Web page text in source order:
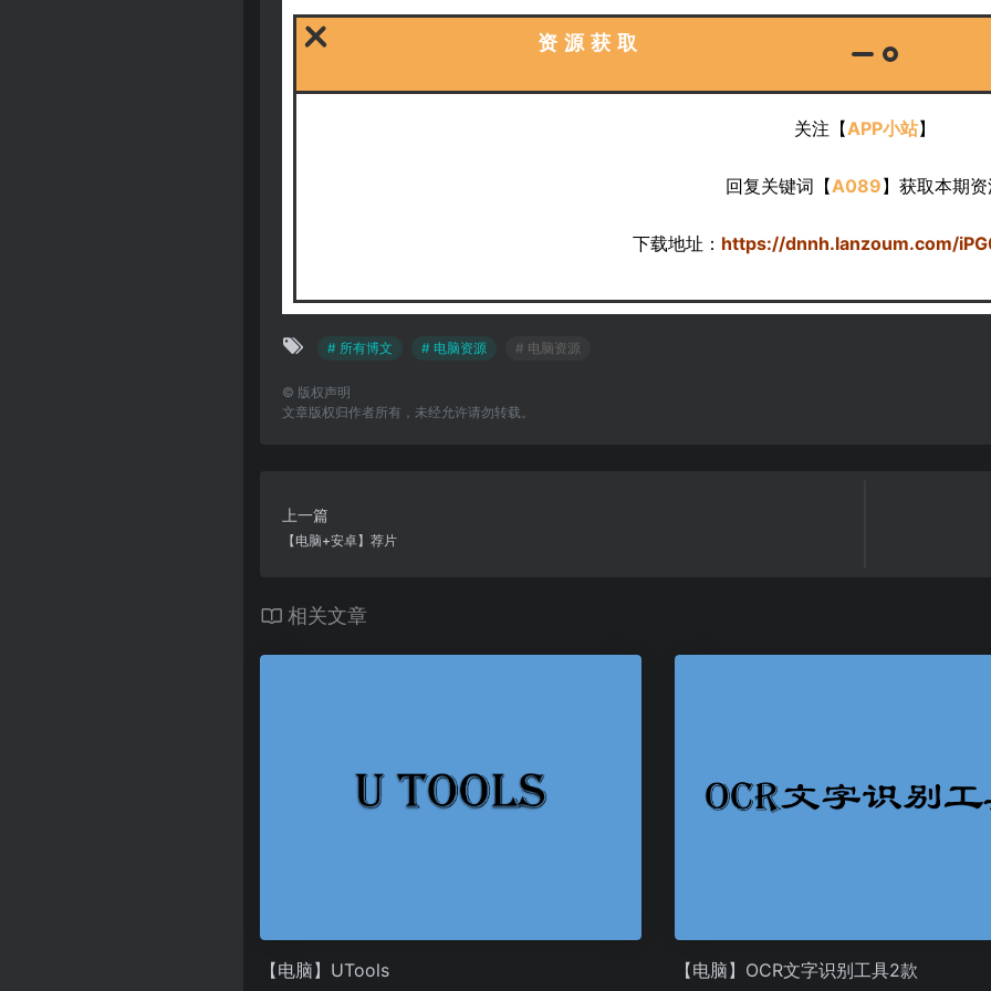
资源获取
关注【APP小站】
回复关键词【A089】获取本期
下载地址： https://dnnh.lanzoum.com/
# 所有博文 # 电脑资源 # 电脑资源
© 版权声明
文章版权归作者所有，未经允许请勿转载。
上一篇
【电脑+安卓】荐片
相关文章
【电脑】UTools 【电脑】OCR文字识别工具2款